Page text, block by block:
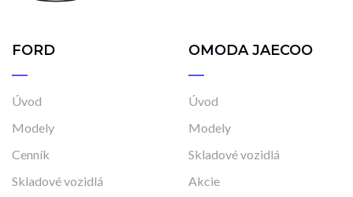
FORD
Úvod
Modely
Cenník
Skladové vozidlá
OMODA JAECOO
Úvod
Modely
Skladové vozidlá
Akcie